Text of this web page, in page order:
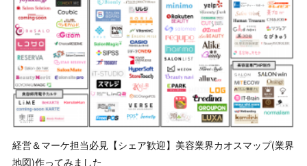
経営＆マーケ担当必見【シェア歓迎】美容業界カオスマップ(業界
地図)作ってみました